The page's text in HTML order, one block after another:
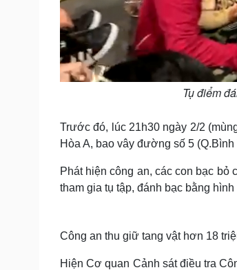
Tụ điểm
Trước đó, lúc 21h30 ngày 2/2
Hòa A, bao vây đường số 5 (Q.Bình
Phát hiện công an, các con bạc
tham gia tụ tập, đánh bạc bằng
Công an thu giữ tang vật hơn 18
Hiện Cơ quan Cảnh sát điều tra